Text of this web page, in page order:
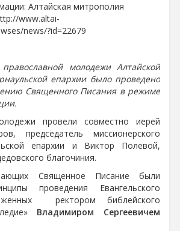
Алтайская митрополия
www.altai-
news/?id=22679
молодежи Алтайской
епархии было проведено
Священного Писания в режиме
провели совместно иерей
председатель миссионерского
епархии и Виктор Полевой,
благочиния.
Священное Писание были
проведения Евангельского
ректором библейского
Владимиром Сергеевичем